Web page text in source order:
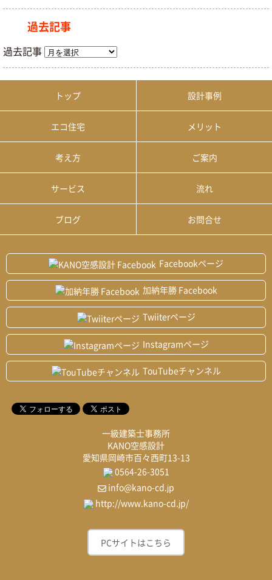
過去記事
過去記事
トップ 設計事例
エコ住宅 メリット
考え方 ご案内
サービス 流れ
ブログ お問合せ
Facebookページ
加納年勝 Facebook
Twiiterページ
Instagramページ
TouTubeチャンネル
一級建築士事務所
KANO空感設計
愛知県岡崎市百々西町13-13
0564-26-3051
info@kano-cd.jp
http://www.kano-cd.jp/
PCサイトはこちら